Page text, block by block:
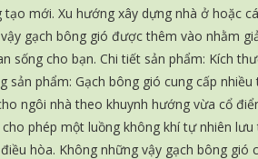
mới. Xu hướng xây dựng nhà ở hoặc
gạch bông gió được thêm vào nhằm
sống cho bạn. Chi tiết sản phẩm: Kích
sản phẩm: Gạch bông gió cung cấp
ngôi nhà theo khuynh hướng vừa cổ
phép một luồng không khí tự nhiên
hòa. Không những vậy gạch bông